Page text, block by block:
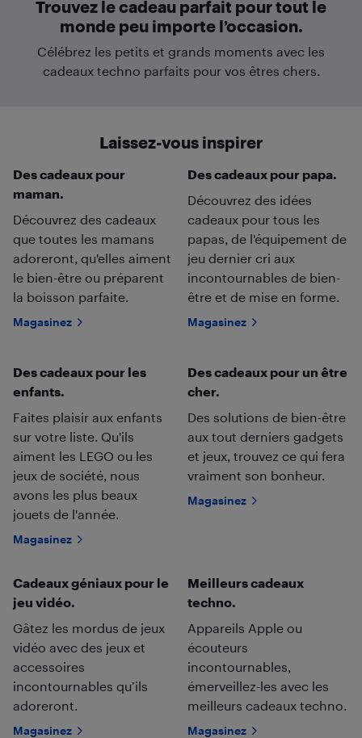
Trouvez le cadeau parfait pour tout le
monde peu importe l’occasion.
Célébrez les petits et grands moments avec les
cadeaux techno parfaits pour vos êtres chers.
Laissez-vous inspirer
Des cadeaux pour
maman.
Découvrez des cadeaux
que toutes les mamans
adoreront, qu'elles aiment
le bien-être ou préparent
la boisson parfaite.
Magasinez
Des cadeaux pour papa.
Découvrez des idées
cadeaux pour tous les
papas, de l'équipement de
jeu dernier cri aux
incontournables de bien-
être et de mise en forme.
Magasinez
Des cadeaux pour les
enfants.
Faites plaisir aux enfants
sur votre liste. Qu'ils
aiment les LEGO ou les
jeux de société, nous
avons les plus beaux
jouets de l'année.
Magasinez
Des cadeaux pour un être
cher.
Des solutions de bien-être
aux tout derniers gadgets
et jeux, trouvez ce qui fera
vraiment son bonheur.
Magasinez
Cadeaux géniaux pour le
jeu vidéo.
Gâtez les mordus de jeux
vidéo avec des jeux et
accessoires
incontournables qu’ils
adoreront.
Magasinez
Meilleurs cadeaux
techno.
Appareils Apple ou
écouteurs
incontournables,
émerveillez-les avec les
meilleurs cadeaux techno.
Magasinez